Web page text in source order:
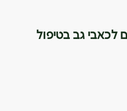
לכאבי גב בטיפול